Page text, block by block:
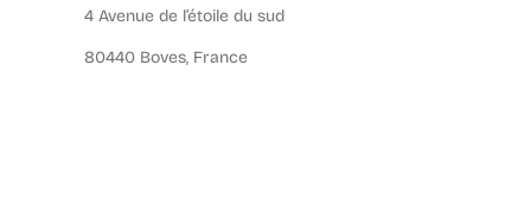
4 Avenue de l’étoile du sud
80440 Boves, France